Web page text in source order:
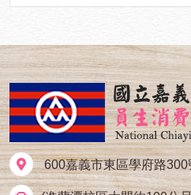
600嘉義市東區學府路300